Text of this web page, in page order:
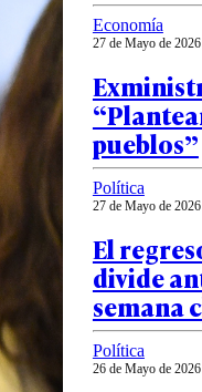
Economía
27 de Mayo de 2026
pueblos”
Política
27 de Mayo de 2026
El
divide
semana
Política
26 de Mayo de 2026